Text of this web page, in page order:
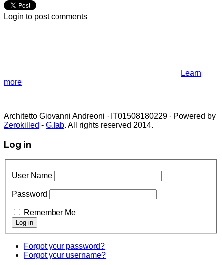
Login to post comments
Learn
more
Architetto Giovanni Andreoni · IT01508180229 · Powered by
Zerokilled - G.lab. All rights reserved 2014.
Log in
User Name
Password
Remember Me
Forgot your password?
Forgot your username?